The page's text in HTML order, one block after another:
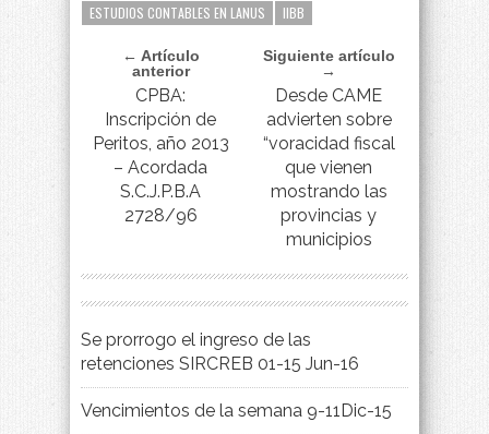
ESTUDIOS CONTABLES EN LANUS
IIBB
← Artículo
anterior
CPBA:
Inscripción de
Peritos, año 2013
– Acordada
S.C.J.P.B.A
2728/96
Siguiente artículo
→
Desde CAME
advierten sobre
“voracidad fiscal
que vienen
mostrando las
provincias y
municipios
Se prorrogo el ingreso de las
retenciones SIRCREB 01-15 Jun-16
Vencimientos de la semana 9-11Dic-15